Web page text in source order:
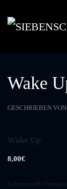
Skip to main
Wake
GESCHRIEBEN VON
Wake Up
8,00€
Limettensaft,